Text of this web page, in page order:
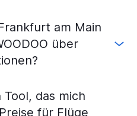
am Main
über
Tool, das mich
für Flüge